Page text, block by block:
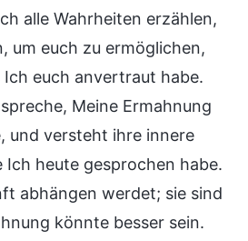
alle Wahrheiten erzählen,
um euch zu ermöglichen,
euch anvertraut habe.
Meine Ermahnung
und versteht ihre innere
heute gesprochen habe.
abhängen werdet; sie sind
könnte besser sein.